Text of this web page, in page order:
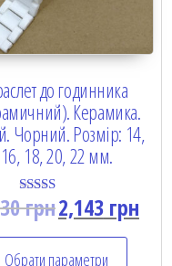
до годинника
Керамика.
Чорний. Розмір: 14,
16, 18, 20, 22 мм.
Rated
5.00
грн2,143грн
Обрати параметри